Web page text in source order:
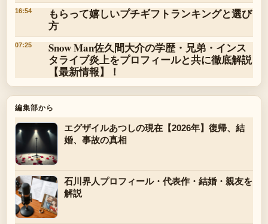
16:54
もらって嬉しいプチギフトランキングと選び
方
07:25
Snow Man佐久間大介の学歴・兄弟・インス
タライブ炎上をプロフィールと共に徹底解説
【最新情報】！
編集部から
エグザイルあつしの現在【2026年】復帰、結
婚、事故の真相
石川界人プロフィール・代表作・結婚・親友を
解説